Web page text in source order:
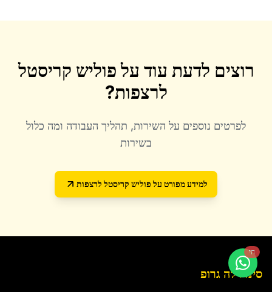
רוצים לדעת עוד עלפוליש קריסטל
לרצפות?
לפרטים נוספים על השירות, תהליך העבודה ומה כלול
בשירות
למידע מפורט על פוליש קריסטל לרצפות
סינדרלה גרופ
חי